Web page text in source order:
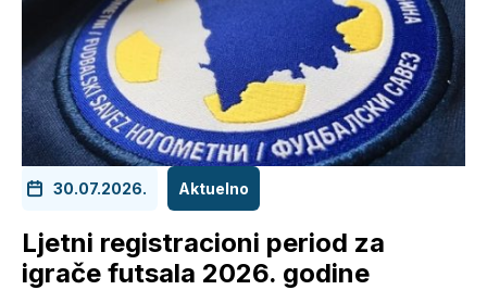
30.07.2026. Aktuelno
Ljetni registracioni period za
igrače futsala 2026. godine